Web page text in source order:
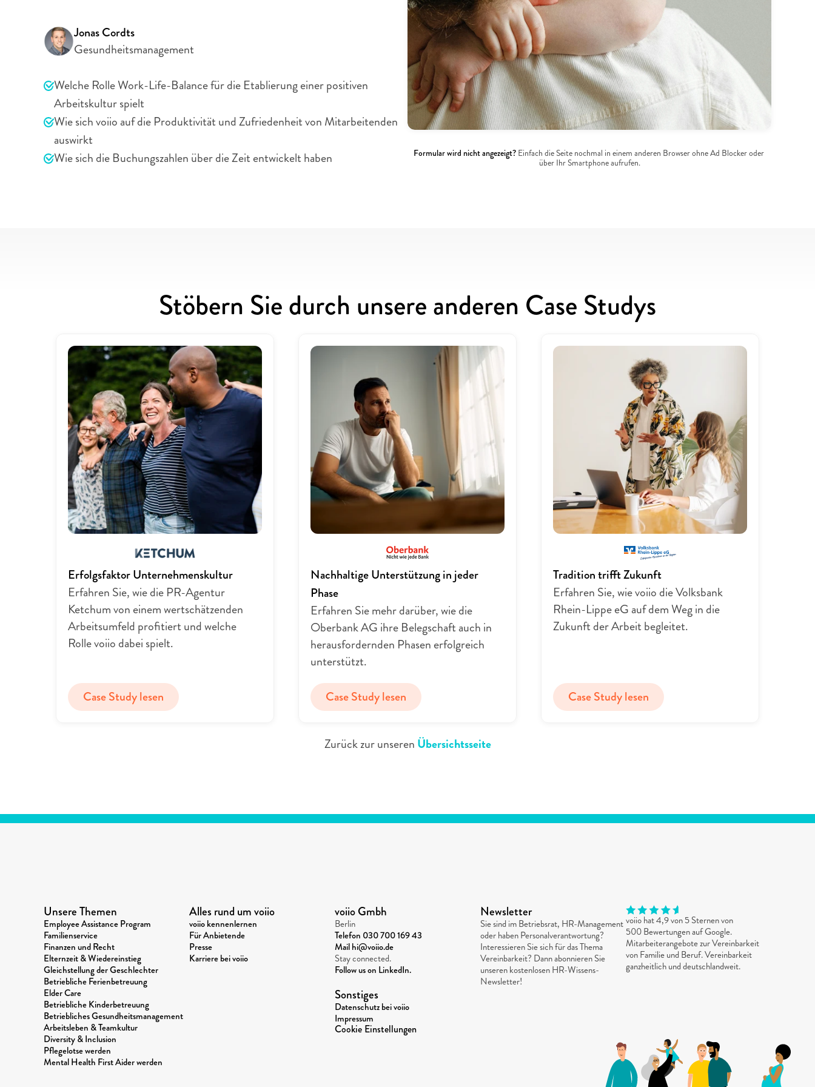
Jonas Cordts
Gesundheitsmanagement
Welche Rolle Work-Life-Balance für die Etablierung einer positiven
Arbeitskultur spielt
Wie sich voiio auf die Produktivität und Zufriedenheit von Mitarbeitenden
auswirkt
Wie sich die Buchungszahlen über die Zeit entwickelt haben
Formular wird nicht angezeigt? Einfach die Seite nochmal in einem anderen Browser ohne Ad Blocker oder
über Ihr Smartphone aufrufen.
Stöbern Sie durch unsere anderen Case Studys
Erfolgsfaktor Unternehmenskultur
Erfahren Sie, wie die PR-Agentur
Ketchum von einem wertschätzenden
Arbeitsumfeld profitiert und welche
Rolle voiio dabei spielt.
Case Study lesen
Nachhaltige Unterstützung in jeder
Phase
Erfahren Sie mehr darüber, wie die
Oberbank AG ihre Belegschaft auch in
herausfordernden Phasen erfolgreich
unterstützt.
Case Study lesen
Tradition trifft Zukunft
Erfahren Sie, wie voiio die Volksbank
Rhein-Lippe eG auf dem Weg in die
Zukunft der Arbeit begleitet.
Case Study lesen
Zurück zur unseren Übersichtsseite
Unsere Themen
Employee Assistance Program
Familienservice
Finanzen und Recht
Elternzeit & Wiedereinstieg
Gleichstellung der Geschlechter
Betriebliche Ferienbetreuung
Elder Care
Betriebliche Kinderbetreuung
Betriebliches Gesundheitsmanagement
Arbeitsleben & Teamkultur
Diversity & Inclusion
Pflegelotse werden
Mental Health First Aider werden
Alles rund um voiio
voiio kennenlernen
Für Anbietende
Presse
Karriere bei voiio
voiio Gmbh
Berlin
Telefon 030 700 169 43
Mail hi@voiio.de
Stay connected.
Follow us on LinkedIn.
Sonstiges
Datenschutz bei voiio
Impressum
Cookie Einstellungen
Newsletter
Sie sind im Betriebsrat, HR-Management
oder haben Personalverantwortung?
Interessieren Sie sich für das Thema
Vereinbarkeit? Dann abonnieren Sie
unseren kostenlosen HR-Wissens-
Newsletter!
voiio hat 4,9 von 5 Sternen von
500 Bewertungen auf Google.
Mitarbeiterangebote zur Vereinbarkeit
von Familie und Beruf. Vereinbarkeit
ganzheitlich und deutschlandweit.